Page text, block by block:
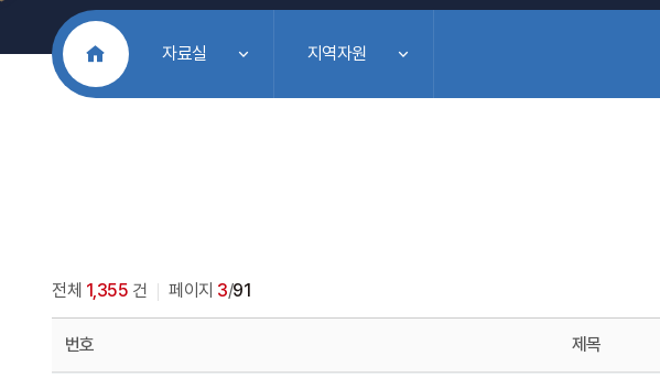
처음으로자료실 지역자원
전체 1,355 건 페이지 3/91
번호 제목